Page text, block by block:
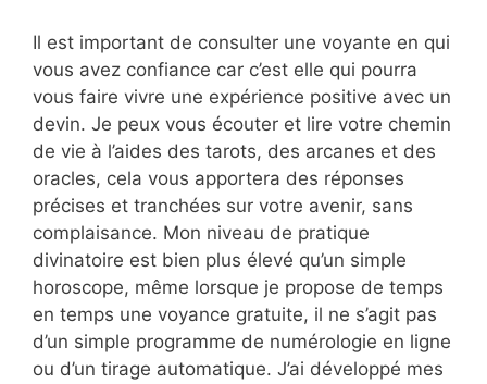
Il est important de consulter une voyante en qui
vous avez confiance car c’est elle qui pourra
vous faire vivre une expérience positive avec un
devin. Je peux vous écouter et lire votre chemin
de vie à l’aides des tarots, des arcanes et des
oracles, cela vous apportera des réponses
précises et tranchées sur votre avenir, sans
complaisance. Mon niveau de pratique
divinatoire est bien plus élevé qu’un simple
horoscope, même lorsque je propose de temps
en temps une voyance gratuite, il ne s’agit pas
d’un simple programme de numérologie en ligne
ou d’un tirage automatique. J’ai développé mes